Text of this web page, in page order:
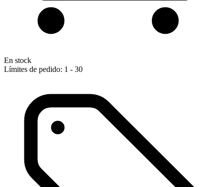
En stock
Límites de pedido: 1 - 30